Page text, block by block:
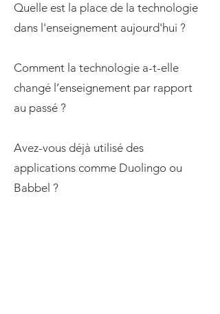
Quelle est la place de la technologie
dans l'enseignement aujourd'hui ?
Comment la technologie a-t-elle
changé l’enseignement par rapport
au passé ?
Avez-vous déjà utilisé des
applications comme Duolingo ou
Babbel ?